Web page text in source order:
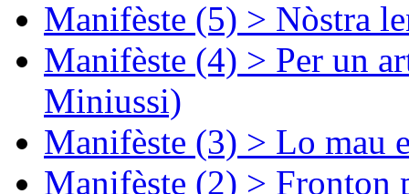
Manifèste (5) > Nòstra
Manifèste (4) > Per un
Miniussi)
Manifèste (3) > Lo mau
Manifèste (2) > Fronton